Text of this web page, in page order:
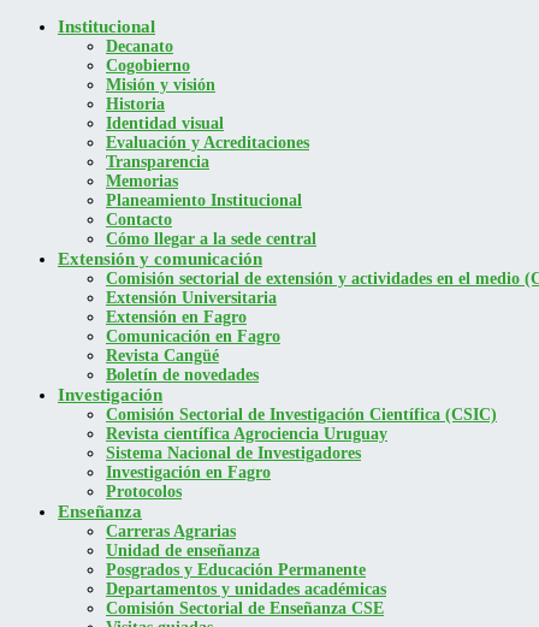
Institucional
Decanato
Cogobierno
Misión y visión
Historia
Identidad visual
Evaluación y Acreditaciones
Transparencia
Memorias
Planeamiento Institucional
Contacto
Cómo llegar a la sede central
Extensión y comunicación
Comisión sectorial de extensión y actividades en el medio
Extensión Universitaria
Extensión en Fagro
Comunicación en Fagro
Revista Cangüé
Boletín de novedades
Investigación
Comisión Sectorial de Investigación Científica (CSIC)
Revista científica Agrociencia Uruguay
Sistema Nacional de Investigadores
Investigación en Fagro
Protocolos
Enseñanza
Carreras Agrarias
Unidad de enseñanza
Posgrados y Educación Permanente
Departamentos y unidades académicas
Comisión Sectorial de Enseñanza CSE